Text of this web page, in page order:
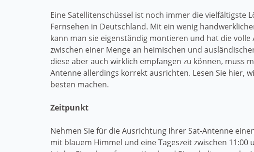
Eine Satellitenschüssel ist noch immer die vielfältigste
Fernsehen in Deutschland. Mit ein wenig
kann man sie eigenständig montieren und hat die volle
zwischen einer Menge an heimischen und
diese aber auch wirklich empfangen zu können, muss
Antenne allerdings korrekt ausrichten. Lesen Sie hier,
besten machen.
Zeitpunkt
Nehmen Sie für die Ausrichtung Ihrer Sat-Antenne
mit blauem Himmel und eine Tageszeit zwischen 11:00